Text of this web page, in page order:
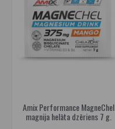
Amix Performance MagneChel
magnija helāta dzēriens 7 g.